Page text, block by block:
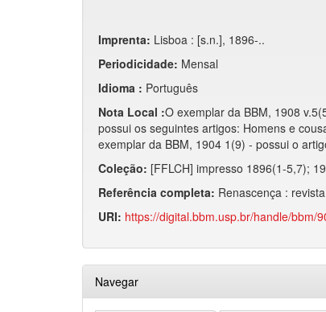
Imprenta: Lisboa : [s.n.], 1896-..
Periodicidade: Mensal
Idioma : Português
Nota Local :O exemplar da BBM, 1908
possui os seguintes artigos: Homens e
exemplar da BBM, 1904 1(9) - possui o
Coleção: [FFLCH] impresso 1896(1-5,7);
Referência completa: Renascença :
URI: https://digital.bbm.usp.br/handle/bbm/
Navegar